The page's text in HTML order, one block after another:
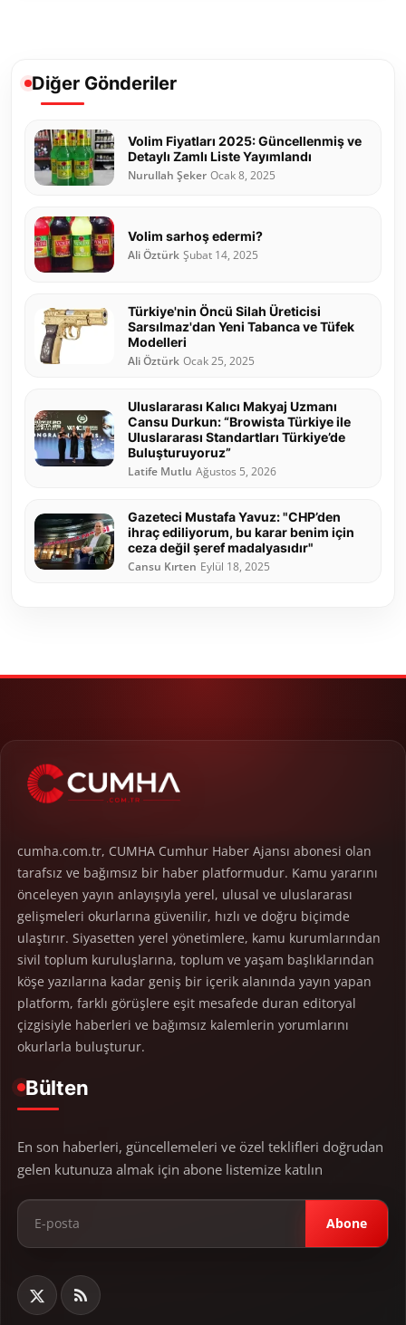
Diğer Gönderiler
Volim Fiyatları 2025: Güncellenmiş ve
Detaylı Zamlı Liste Yayımlandı
Nurullah Şeker Ocak 8, 2025
Volim sarhoş edermi?
Ali Öztürk Şubat 14, 2025
Türkiye'nin Öncü Silah Üreticisi
Sarsılmaz'dan Yeni Tabanca ve Tüfek
Modelleri
Ali Öztürk Ocak 25, 2025
Uluslararası Kalıcı Makyaj Uzmanı
Cansu Durkun: “Browista Türkiye ile
Uluslararası Standartları Türkiye’de
Buluşturuyoruz”
Latife Mutlu Ağustos 5, 2026
Gazeteci Mustafa Yavuz: "CHP’den
ihraç ediliyorum, bu karar benim için
ceza değil şeref madalyasıdır"
Cansu Kırten Eylül 18, 2025
cumha.com.tr, CUMHA Cumhur Haber Ajansı abonesi olan
tarafsız ve bağımsız bir haber platformudur. Kamu yararını
önceleyen yayın anlayışıyla yerel, ulusal ve uluslararası
gelişmeleri okurlarına güvenilir, hızlı ve doğru biçimde
ulaştırır. Siyasetten yerel yönetimlere, kamu kurumlarından
sivil toplum kuruluşlarına, toplum ve yaşam başlıklarından
köşe yazılarına kadar geniş bir içerik alanında yayın yapan
platform, farklı görüşlere eşit mesafede duran editoryal
çizgisiyle haberleri ve bağımsız kalemlerin yorumlarını
okurlarla buluşturur.
Bülten
En son haberleri, güncellemeleri ve özel teklifleri doğrudan
gelen kutunuza almak için abone listemize katılın
Abone